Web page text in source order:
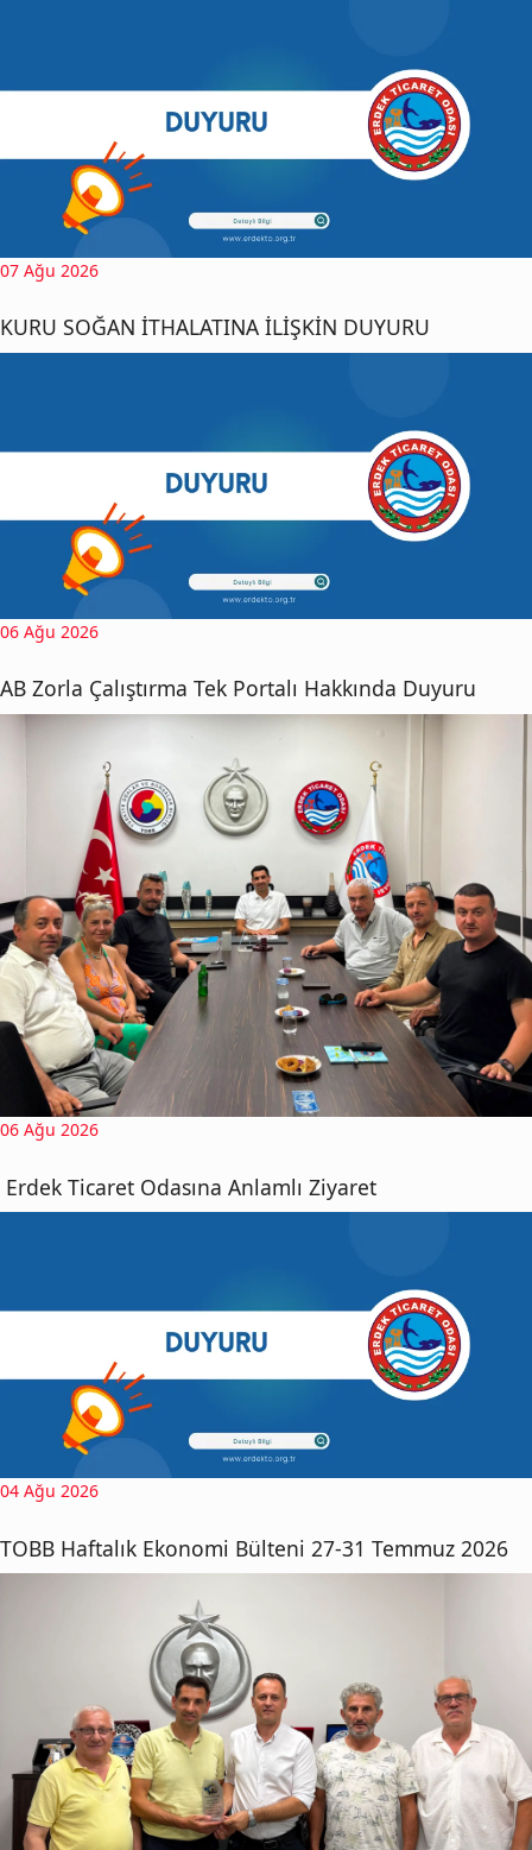
07 Ağu 2026
KURU SOĞAN İTHALATINA İLİŞKİN DUYURU
06 Ağu 2026
AB Zorla Çalıştırma Tek Portalı Hakkında Duyuru
06 Ağu 2026
Erdek Ticaret Odasına Anlamlı Ziyaret
04 Ağu 2026
TOBB Haftalık Ekonomi Bülteni 27-31 Temmuz 2026